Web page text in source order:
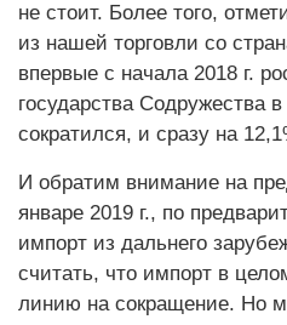
не стоит. Более того,
из нашей торговли со
впервые с начала 2018 г.
государства Содружества
сократился, и сразу на
И обратим внимание на
январе 2019 г., по
импорт из дальнего
считать, что импорт в
линию на сокращение. Но